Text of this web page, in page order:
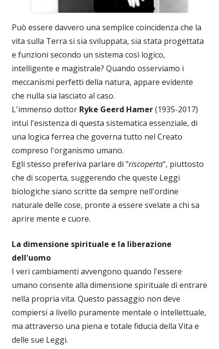
Può essere davvero una semplice coincidenza che la
vita sulla Terra si sia sviluppata, sia stata progettata
e funzioni secondo un sistema così logico,
intelligente e magistrale? Quando osserviamo i
meccanismi perfetti della natura, appare evidente
che nulla sia lasciato al caso.
L'immenso dottor Ryke Geerd Hamer(1935-2017)
intuì l'esistenza di questa sistematica essenziale, di
una logica ferrea che governa tutto nel Creato
compreso l'organismo umano.
Egli stesso preferiva parlare di "riscoperta", piuttosto
che di scoperta, suggerendo che queste Leggi
biologiche siano scritte da sempre nell'ordine
naturale delle cose, pronte a essere svelate a chi sa
aprire mente e cuore.
La dimensione spirituale e la liberazione
dell'uomo
I veri cambiamenti avvengono quando l'essere
umano consente alla dimensione spirituale di entrare
nella propria vita. Questo passaggio non deve
compiersi a livello puramente mentale o intellettuale,
ma attraverso una piena e totale fiducia della Vita e
delle sue Leggi.